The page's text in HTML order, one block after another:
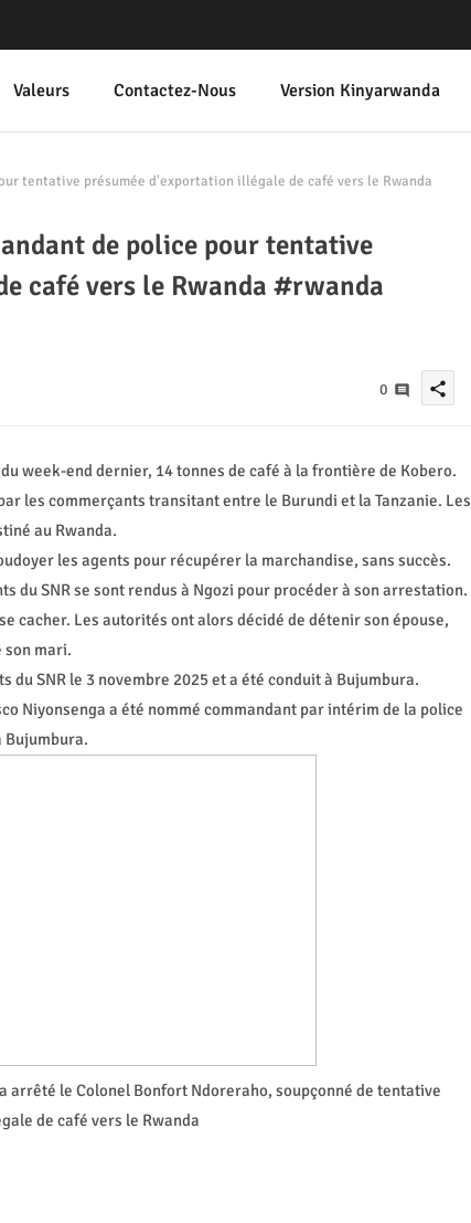
Valeurs Contactez-Nous Version Kinyarwanda
tentative présumée d'exportation illégale de café vers le Rwanda
de police pour tentative
café vers le Rwanda #rwanda
0 share
week-end dernier, 14 tonnes de café à la frontière de Kobero.
les commerçants transitant entre le Burundi et la Tanzanie. Les
au Rwanda.
les agents pour récupérer la marchandise, sans succès.
du SNR se sont rendus à Ngozi pour procéder à son arrestation.
cacher. Les autorités ont alors décidé de détenir son épouse,
mari.
SNR le 3 novembre 2025 et a été conduit à Bujumbura.
Niyonsenga a été nommé commandant par intérim de la police
Bujumbura.
arrêté le Colonel Bonfort Ndoreraho, soupçonné de tentative
de café vers le Rwanda